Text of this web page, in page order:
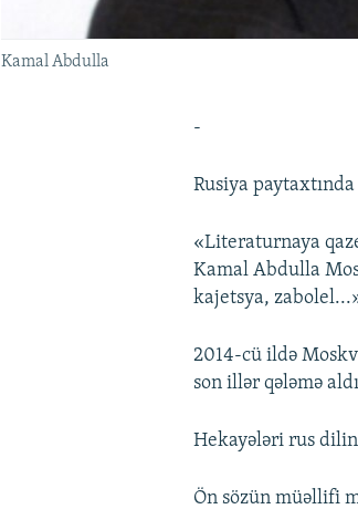
Kamal Abdulla
-
Rusiya
«Literaturnaya
Kamal Abdulla
kajetsya,
2014-cü ildə
son illər qələmə
Hekayələri rus
Ön sözün müəllifi